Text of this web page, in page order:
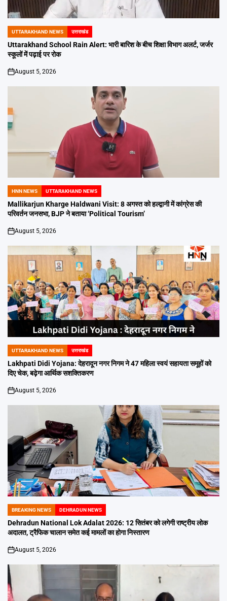
POSTED
IN
UTTARAKHAND NEWS उत्तराखंड
Uttarakhand School Rain Alert: भारी बारिश के बीच शिक्षा विभाग अलर्ट, जर्जर
स्कूलों में पढ़ाई पर रोक
on
August 5, 2026
POSTED
IN
HNN NEWS UTTARAKHAND NEWS
Mallikarjun Kharge Haldwani Visit: 8 अगस्त को हल्द्वानी में कांग्रेस की
परिवर्तन जनसभा, BJP ने बताया ‘Political Tourism’
on
August 5, 2026
POSTED
IN
UTTARAKHAND NEWS उत्तराखंड
Lakhpati Didi Yojana: देहरादून नगर निगम ने 47 महिला स्वयं सहायता समूहों को
दिए चेक, बढ़ेगा आर्थिक सशक्तिकरण
on
August 5, 2026
POSTED
IN
BREAKING NEWS DEHRADUN NEWS
Dehradun National Lok Adalat 2026: 12 सितंबर को लगेगी राष्ट्रीय लोक
अदालत, ट्रैफिक चालान समेत कई मामलों का होगा निस्तारण
on
August 5, 2026